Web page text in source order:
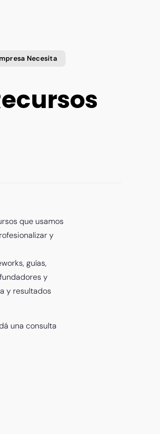
Necesita
que usamos
y
guías,
y
y resultados
una consulta